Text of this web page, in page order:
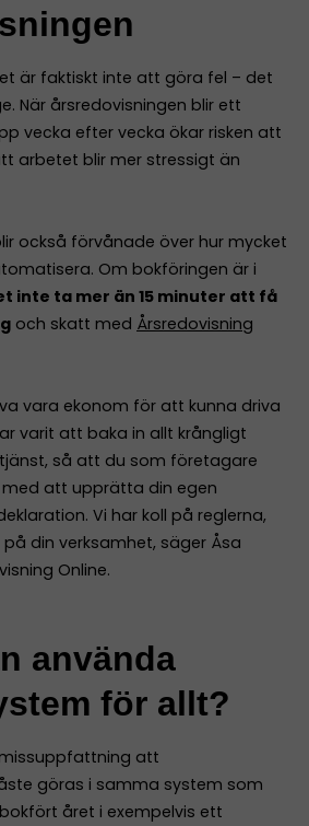
är faktiskt inte att göra fel – det
När årsredovisningen blir ett
vecka efter vecka ökar risken att
arbetet blir mer stressigt än
också förvånade över hur mycket
Om bokföringen är i
inte ta mer än 15 minuter att få
och skatt med Årsredovisning
vara ekonom för att kunna driva
varit att baka in allt krångligt
så att du som företagare
att upprätta din egen
Vi har koll på reglerna,
din verksamhet, säger Åsa
Online.
använda
för allt?
missuppfattning att
göras i samma system som
året i exempelvis ett